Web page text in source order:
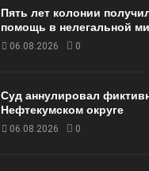
Пять лет колонии
помощь в нелегальной
06.08.2026 0
Суд аннулировал
Нефтекумском округе
06.08.2026 0